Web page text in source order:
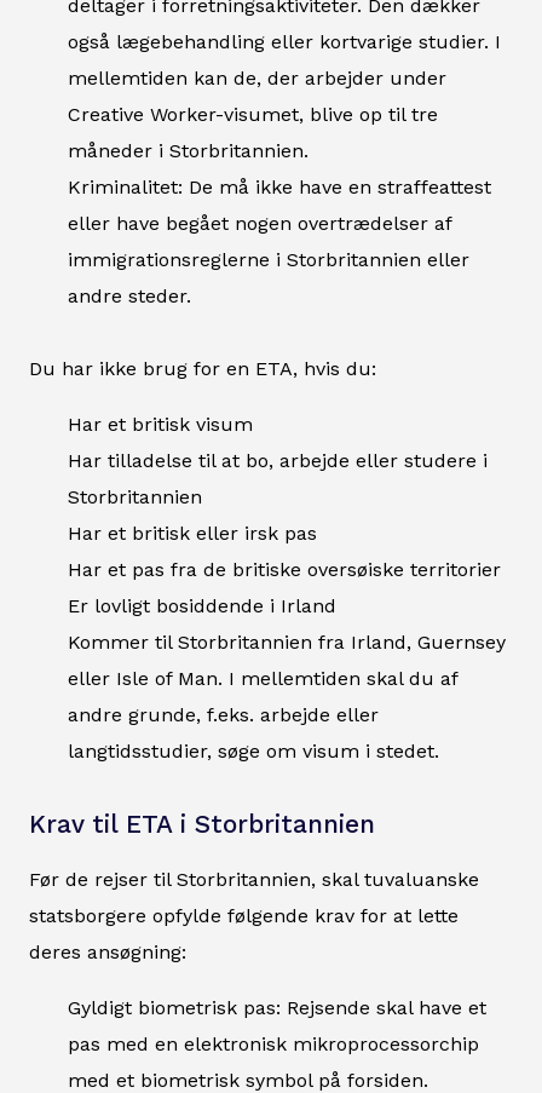
deltager i forretningsaktiviteter. Den dækker
også lægebehandling eller kortvarige studier. I
mellemtiden kan de, der arbejder under
Creative Worker-visumet, blive op til tre
måneder i Storbritannien.
Kriminalitet: De må ikke have en straffeattest
eller have begået nogen overtrædelser af
immigrationsreglerne i Storbritannien eller
andre steder.
Du har ikke brug for en ETA, hvis du:
Har et britisk visum
Har tilladelse til at bo, arbejde eller studere i
Storbritannien
Har et britisk eller irsk pas
Har et pas fra de britiske oversøiske territorier
Er lovligt bosiddende i Irland
Kommer til Storbritannien fra Irland, Guernsey
eller Isle of Man. I mellemtiden skal du af
andre grunde, f.eks. arbejde eller
langtidsstudier, søge om visum i stedet.
Krav til ETA i Storbritannien
Før de rejser til Storbritannien, skal tuvaluanske
statsborgere opfylde følgende krav for at lette
deres ansøgning:
Gyldigt biometrisk pas: Rejsende skal have et
pas med en elektronisk mikroprocessorchip
med et biometrisk symbol på forsiden.